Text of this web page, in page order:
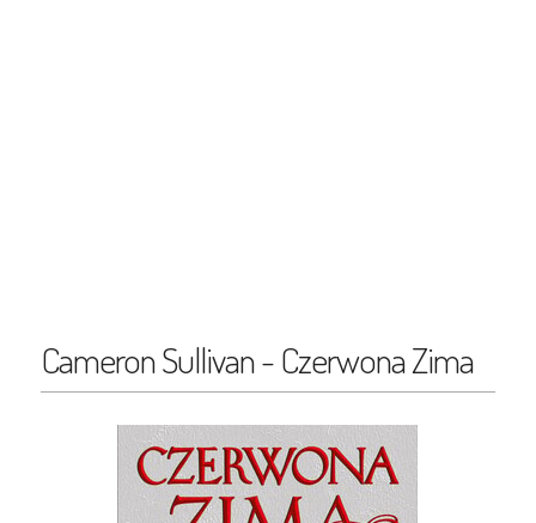
Cameron Sullivan - Czerwona Zima